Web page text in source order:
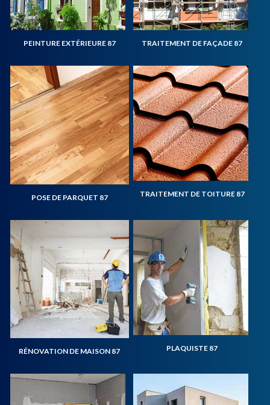
PEINTURE EXTÉRIEURE 87 TRAITEMENT DE FAÇADE 87
POSE DE PARQUET 87 TRAITEMENT DE TOITURE 87
RÉNOVATION DE MAISON 87 PLAQUISTE 87